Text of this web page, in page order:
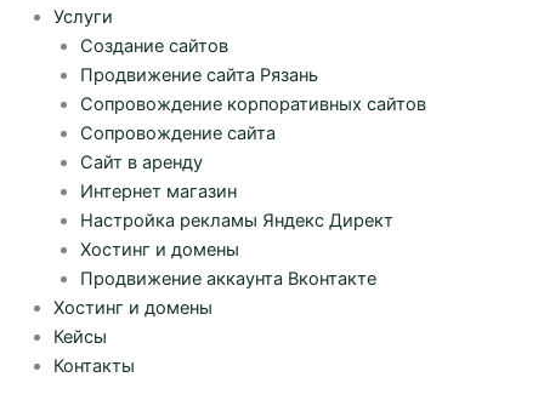
Услуги
Создание сайтов
Продвижение сайта Рязань
Сопровождение корпоративных сайтов
Сопровождение сайта
Сайт в аренду
Интернет магазин
Настройка рекламы Яндекс Директ
Хостинг и домены
Продвижение аккаунта Вконтакте
Хостинг и домены
Кейсы
Контакты